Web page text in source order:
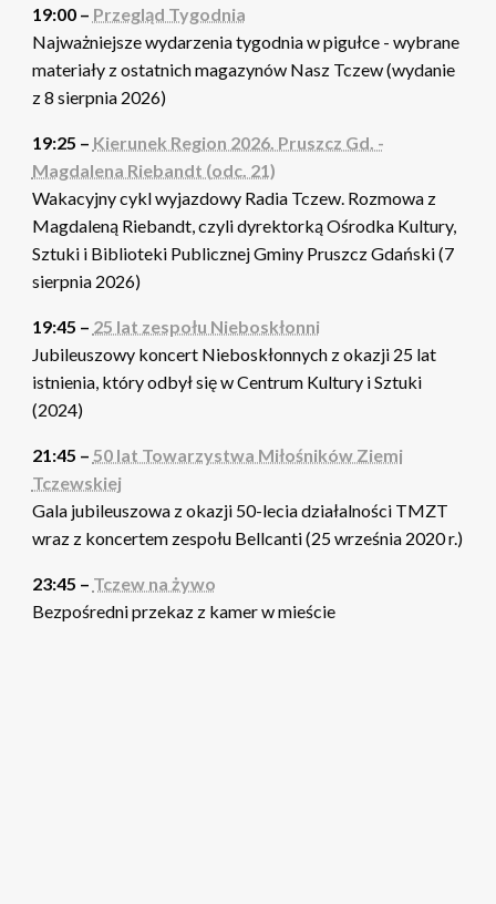
19:00 – Przegląd Tygodnia
Najważniejsze wydarzenia tygodnia w pigułce - wybrane
materiały z ostatnich magazynów Nasz Tczew (wydanie
z 8 sierpnia 2026)
19:25 – Kierunek Region 2026. Pruszcz Gd. -
Magdalena Riebandt (odc. 21)
Wakacyjny cykl wyjazdowy Radia Tczew. Rozmowa z
Magdaleną Riebandt, czyli dyrektorką Ośrodka Kultury,
Sztuki i Biblioteki Publicznej Gminy Pruszcz Gdański (7
sierpnia 2026)
19:45 – 25 lat zespołu Nieboskłonni
Jubileuszowy koncert Nieboskłonnych z okazji 25 lat
istnienia, który odbył się w Centrum Kultury i Sztuki
(2024)
21:45 – 50 lat Towarzystwa Miłośników Ziemi
Tczewskiej
Gala jubileuszowa z okazji 50-lecia działalności TMZT
wraz z koncertem zespołu Bellcanti (25 września 2020 r.)
23:45 – Tczew na żywo
Bezpośredni przekaz z kamer w mieście